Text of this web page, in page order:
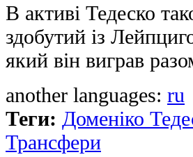
В активі Тедеско
здобутий із
який він виграв
another languages: ru
Теги: Доменіко
Трансфери